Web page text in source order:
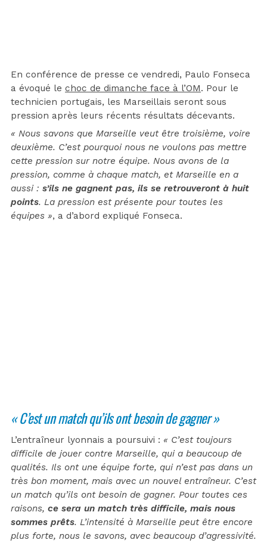
En conférence de presse ce vendredi, Paulo Fonseca
a évoqué le choc de dimanche face à l’OM. Pour le
technicien portugais, les Marseillais seront sous
pression après leurs récents résultats décevants.
« Nous savons que Marseille veut être troisième, voire
deuxième. C’est pourquoi nous ne voulons pas mettre
cette pression sur notre équipe. Nous avons de la
pression, comme à chaque match, et Marseille en a
aussi : s’ils ne gagnent pas, ils se retrouveront à huit
points. La pression est présente pour toutes les
équipes », a d’abord expliqué Fonseca.
« C’est un match qu’ils ont besoin de gagner »
L’entraîneur lyonnais a poursuivi : « C’est toujours
difficile de jouer contre Marseille, qui a beaucoup de
qualités. Ils ont une équipe forte, qui n’est pas dans un
très bon moment, mais avec un nouvel entraîneur. C’est
un match qu’ils ont besoin de gagner. Pour toutes ces
raisons, ce sera un match très difficile, mais nous
sommes prêts. L’intensité à Marseille peut être encore
plus forte, nous le savons, avec beaucoup d’agressivité.